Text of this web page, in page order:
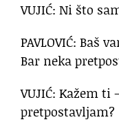
VUJIĆ: Ni što
PAVLOVIĆ: Baš
Bar neka
VUJIĆ: Kažem
pretpostavljam?